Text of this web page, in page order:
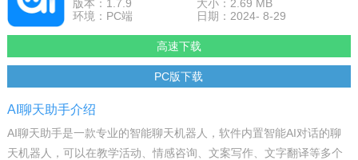
版本：1.7.9
大小：2.69 MB
环境：PC端
日期：2024- 8-29
高速下载
PC版下载
AI聊天助手介绍
AI聊天助手是一款专业的智能聊天机器人，软件内置智能AI对话的聊
天机器人，可以在教学活动、情感咨询、文案写作、文字翻译等多个